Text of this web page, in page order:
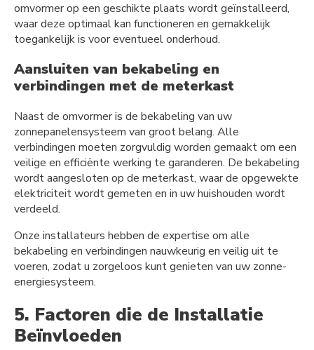
omvormer op een geschikte plaats wordt geïnstalleerd,
waar deze optimaal kan functioneren en gemakkelijk
toegankelijk is voor eventueel onderhoud.
Aansluiten van bekabeling en
verbindingen met de meterkast
Naast de omvormer is de bekabeling van uw
zonnepanelensysteem van groot belang. Alle
verbindingen moeten zorgvuldig worden gemaakt om een
veilige en efficiënte werking te garanderen. De bekabeling
wordt aangesloten op de meterkast, waar de opgewekte
elektriciteit wordt gemeten en in uw huishouden wordt
verdeeld.
Onze installateurs hebben de expertise om alle
bekabeling en verbindingen nauwkeurig en veilig uit te
voeren, zodat u zorgeloos kunt genieten van uw zonne-
energiesysteem.
5. Factoren die de Installatie
Beïnvloeden